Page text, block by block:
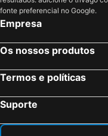
Axos
Zeus Hotels Ydoria
Villa Harmony-Crete
Prinos, beach hotels
Kokkinos Pyrgos, beach
fonte preferencial no Google.
Empresa
Os nossos produtos
Termos e políticas
Suporte